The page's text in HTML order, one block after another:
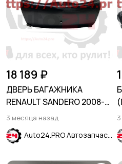
18 189 ₽
ДВЕРЬ БАГАЖНИКА
RENAULT SANDERO 2008-
2014
3 месяца назад
Auto24.PRO Автозапчасти